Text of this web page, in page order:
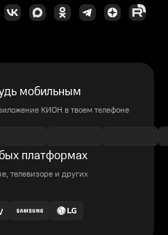
мобильным
КИОН в твоем телефоне
платформах
телевизоре и других